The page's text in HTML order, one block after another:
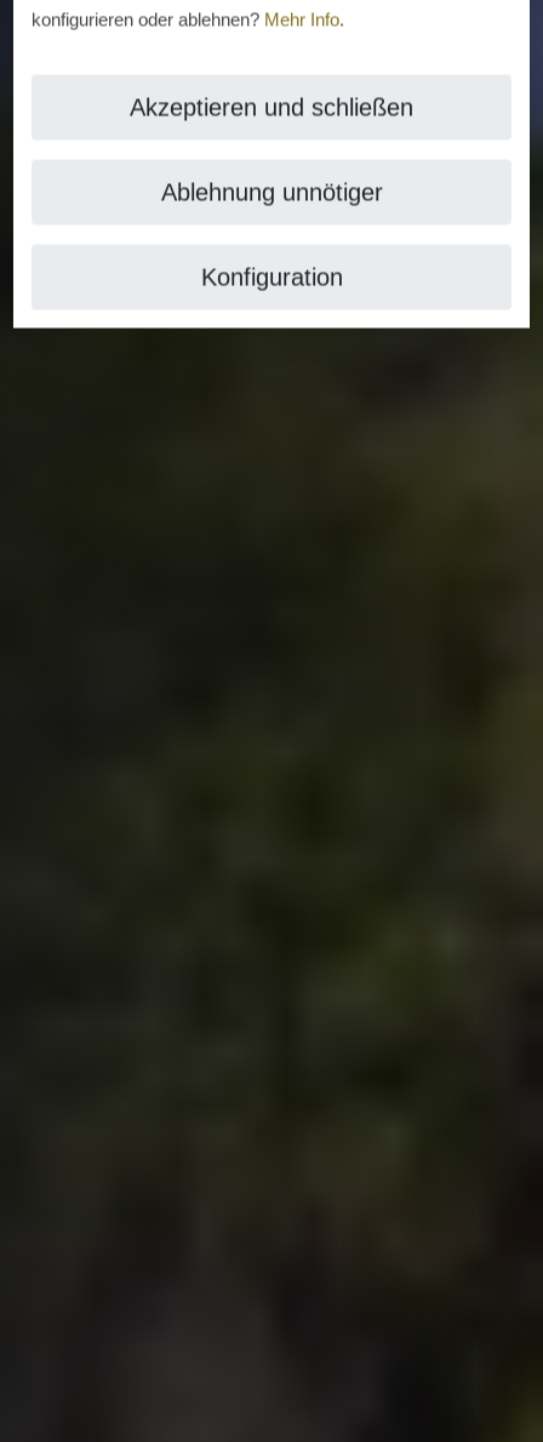
konfigurieren oder ablehnen? Mehr Info.
Akzeptieren und schließen
Ablehnung unnötiger
Konfiguration